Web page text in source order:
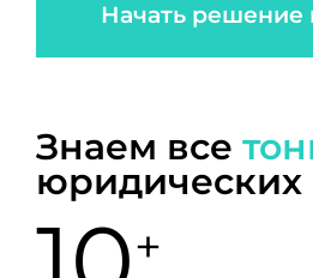
Начать
Знаем все
юридических
+